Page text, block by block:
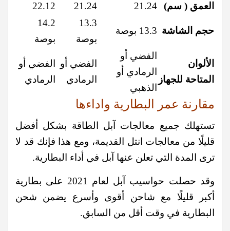
العمق ( سم)
21.24
21.24
22.12
حجم الشاشة 13.3 بوصة
13.3
بوصة
14.2
بوصة
الألوان
المتاحة للجهاز
الفضي أو
الرمادي أو
الذهبي
الفضي أو
الرمادي
الفضي أو
الرمادي
مقارنة عمر البطارية واداءها
تستهلك جميع معالجات آبل الطاقة بشكل أفضل
قليلًا من معالجات انتل القديمة، ومع هذا فإنك قد لا
ترى المدة التي تعلن عنها آبل في أداء البطارية.
وقد حصلت حواسيب آبل لعام 2021 على بطارية
أكبر قليلًا مع شاحن أقوى وأسرع يضمن شحن
البطارية في وقت أقل من السابق.